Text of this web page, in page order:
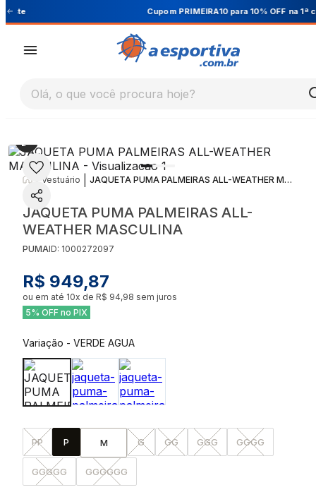
Cupom PRIMEIRA10 para 10% OFF na 1ª compra
Olá, o que você procura hoje?
Vestuário JAQUETA PUMA PALMEIRAS ALL-WEATHER MASCULINA
JAQUETA PUMA PALMEIRAS ALL-
WEATHER MASCULINA
PUMAID: 1000272097
R$ 949,87
ou em até 10x de R$ 94,98 sem juros
5% OFF no PIX
Variação - VERDE AGUA
PP P M G GG GGG GGGG
GGGGG GGGGGG